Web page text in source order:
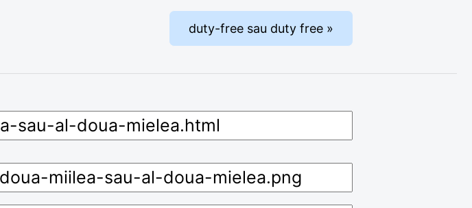
duty-free sau duty free »